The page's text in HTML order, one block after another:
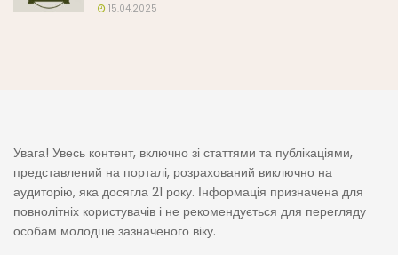
15.04.2025
Увага! Увесь контент, включно зі статтями та публікаціями,
представлений на порталі, розрахований виключно на
аудиторію, яка досягла 21 року. Інформація призначена для
повнолітніх користувачів і не рекомендується для перегляду
особам молодше зазначеного віку.